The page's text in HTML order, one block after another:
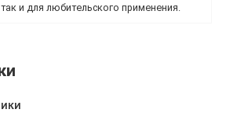
и для любительского применения.